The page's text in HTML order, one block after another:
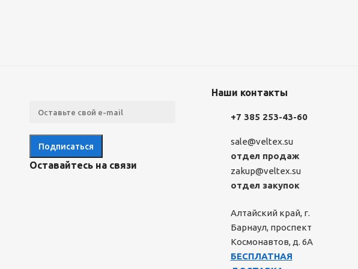
Оставайтесь на связи
Наши контакты
+7 385 253-43-60
sale@veltex.su
отдел продаж
zakup@veltex.su
отдел закупок
Алтайский край, г.
Барнаул, проспект
Космонавтов, д. 6А
БЕСПЛАТНАЯ